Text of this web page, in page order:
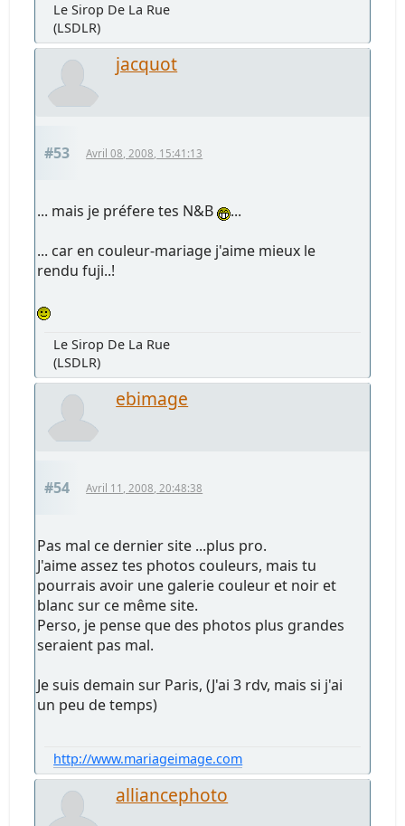
Le Sirop De La Rue
(LSDLR)
jacquot
#53 Avril 08, 2008, 15:41:13
... mais je préfere tes N&B
...
... car en couleur-mariage j'aime mieux le
rendu fuji..!
Le Sirop De La Rue
(LSDLR)
ebimage
#54 Avril 11, 2008, 20:48:38
Pas mal ce dernier site ...plus pro.
J'aime assez tes photos couleurs, mais tu
pourrais avoir une galerie couleur et noir et
blanc sur ce même site.
Perso, je pense que des photos plus grandes
seraient pas mal.
Je suis demain sur Paris, (J'ai 3 rdv, mais si j'ai
un peu de temps)
http://www.mariageimage.com
alliancephoto